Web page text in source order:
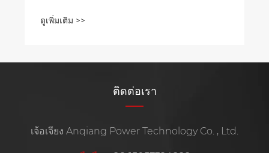
ติดต่อเรา
เจ้อเจียง Anqiang Power Technology Co. , Ltd.